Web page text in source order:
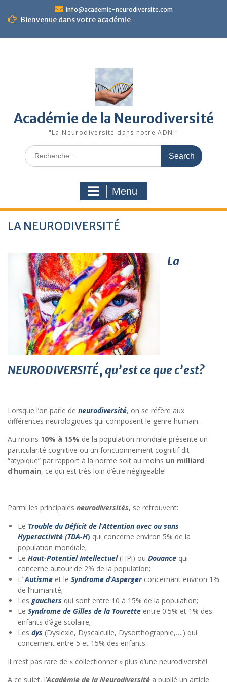
content
info@academie-neurodiversite.com
Bienvenue dans votre académie
Académie de la Neurodiversité
"La Neurodiversité dans notre ADN!"
Search
for:
Menu
LA NEURODIVERSITÉ
La
NEURODIVERSITÉ,qu’est ce que c’est?
Lorsque l’on parle de neurodiversité, on se réfère aux
différences neurologiques qui composent le genre humain.
Au moins 10% à 15% de la population mondiale présente un
particularité cognitive ou un fonctionnement cognitif dit
“atypique” par rapport à la norme soit au moins un milliard
d’humain, ce qui est très loin d’être négligeable!
Parmi les principales neurodiversités, se retrouvent:
Le Trouble du Déficit de l’Attention avec ou sans
Hyperactivité (TDA-H) qui concerne environ 5% de la
population mondiale;
Le Haut-Potentiel Intellectuel(HPi) ou Douance qui
concerne autour de 2% de la population;
L’Autisme et le Syndrome d’Aspergerconcernant environ 1%
de l’humanité;
Lesgauchers qui sont entre 10 à 15% de la population;
Le Syndrome de Gilles de la Tourette entre 0.5% et 1% des
enfants d’âge scolaire;
Les dys (Dyslexie, Dyscalculie, Dysorthographie,….) qui
concernent entre 5 et 15% des enfants.
Il n’est pas rare de « collectionner » plus d’une neurodiversité!
A ce sujet, l’Académie de la Neurodiversité a publié un article